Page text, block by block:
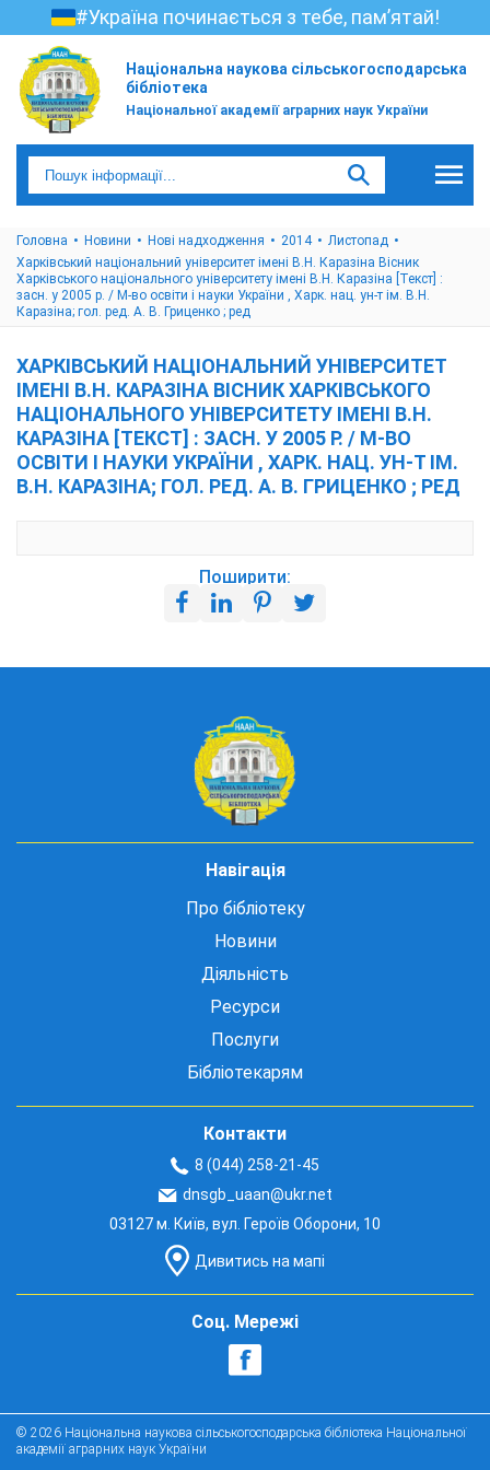
#Україна починається з тебе, пам’ятай!
Національна наукова сільськогосподарська
бібліотека
Національної академії аграрних наук України
Головна Новини Нові надходження 2014
Листопад
Харківський національний університет імені В.Н. Каразіна Вісник
Харківського національного університету імені В.Н. Каразіна [Текст] :
засн. у 2005 р. / М-во освіти і науки України , Харк. нац. ун-т ім. В.Н.
Каразіна; гол. ред. А. В. Гриценко ; ред
ХАРКІВСЬКИЙ НАЦІОНАЛЬНИЙ УНІВЕРСИТЕТ
ІМЕНІ В.Н. КАРАЗІНА ВІСНИК ХАРКІВСЬКОГО
НАЦІОНАЛЬНОГО УНІВЕРСИТЕТУ ІМЕНІ В.Н.
КАРАЗІНА [ТЕКСТ] : ЗАСН. У 2005 Р. / М-ВО
ОСВІТИ І НАУКИ УКРАЇНИ , ХАРК. НАЦ. УН-Т ІМ.
В.Н. КАРАЗІНА; ГОЛ. РЕД. А. В. ГРИЦЕНКО ; РЕД
Поширити:
Навігація
Про бібліотеку
Новини
Діяльність
Ресурси
Послуги
Бібліотекарям
Контакти
8 (044) 258-21-45
dnsgb_uaan@ukr.net
03127 м. Київ, вул. Героїв Оборони, 10
Дивитись на мапі
Соц. Мережі
© 2026 Національна наукова сільськогосподарська бібліотека Національної
академії аграрних наук України